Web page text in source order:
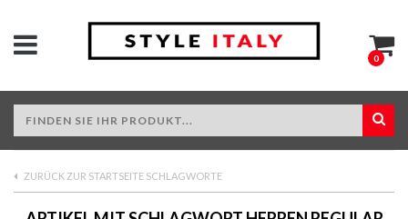
0
ZURÜCK ZUR STARTSEITE SCHLAGWORTE